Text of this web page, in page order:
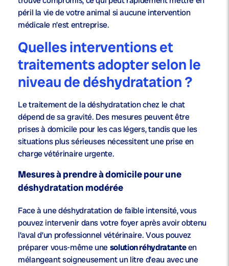
péril la vie de votre animal si aucune intervention
médicale n’est entreprise.
Quelles interventions et
traitements adopter selon le
niveau de déshydratation ?
Le traitement de la déshydratation chez le chat
dépend de sa gravité. Des mesures peuvent être
prises à domicile pour les cas légers, tandis que les
situations plus sérieuses nécessitent une prise en
charge vétérinaire urgente.
Mesures à prendre à domicile pour une
déshydratation modérée
Face à une déshydratation de faible intensité, vous
pouvez intervenir dans votre foyer après avoir obtenu
l’aval d’un professionnel vétérinaire. Vous pouvez
préparer vous-même unesolution réhydratanteen
mélangeant soigneusement un litre d’eau avec une